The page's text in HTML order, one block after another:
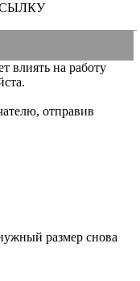
влиять на работу
отправив
размер снова